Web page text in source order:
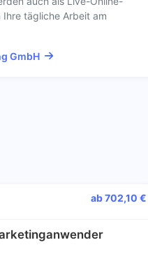
tägliche Arbeit am
GmbH
ab 702,10 €